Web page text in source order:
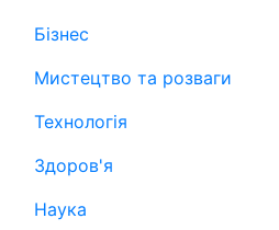
Бізнес
Мистецтво та розваги
Технологія
Здоров'я
Наука